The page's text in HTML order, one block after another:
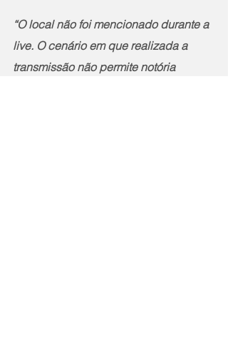
“O local não foi mencionado durante a
live. O cenário em que realizada a
transmissão não permite notória